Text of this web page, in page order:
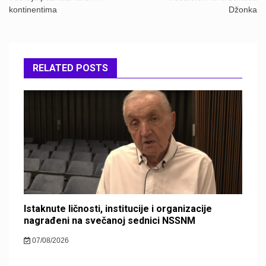
kontinentima
Džonka
RELATED POSTS
Istaknute ličnosti, institucije i organizacije
nagrađeni na svečanoj sednici NSSNM
07/08/2026